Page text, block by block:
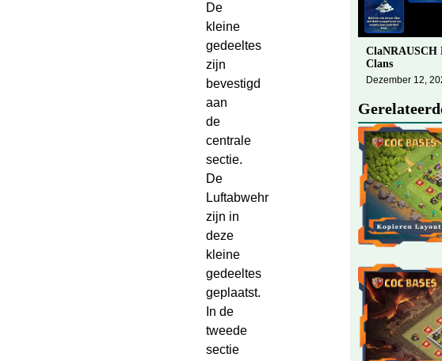
De
kleine
gedeeltes
zijn
bevestigd
aan
de
centrale
sectie.
De
Luftabwehr
zijn in
deze
kleine
gedeeltes
geplaatst.
In de
tweede
sectie
ClaNRAUSCH
Clans
Dezember 12,